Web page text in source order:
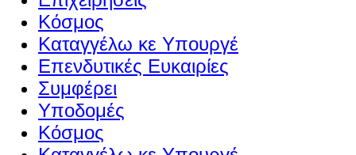
Κόσμος
Καταγγέλω κε Υπουργέ
Επενδυτικές Ευκαιρίες
Συμφέρει
Υποδομές
Κόσμος